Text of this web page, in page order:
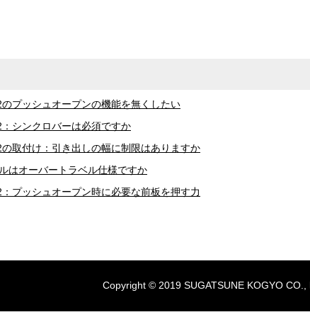
プッシュオープンの機能を無くしたい
シンクロバーは必須ですか
取付け：引き出しの幅に制限はありますか
はオーバートラベル仕様ですか
プッシュオープン時に必要な前板を押す力
Copyright © 2019 SUGATSUNE KOGYO CO.,